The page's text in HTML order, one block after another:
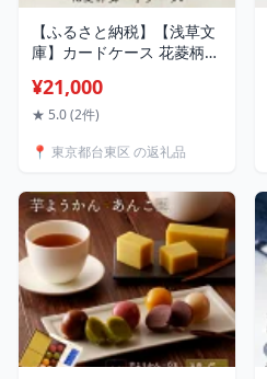
【ふるさと納税】【浅草文
庫】カードケース 花菱柄
ド入れ 牛革 革 皮革 革製品
レザー 雑貨 日用品 日本製
ト レディース 名刺入れ 名
¥21,000
★ 5.0 (2件)
📍 東京都台東区 の返礼品